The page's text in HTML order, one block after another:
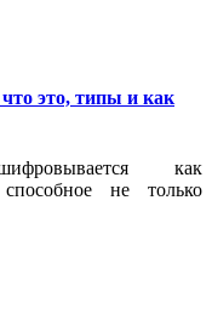
это, типы и как
как
способное не только